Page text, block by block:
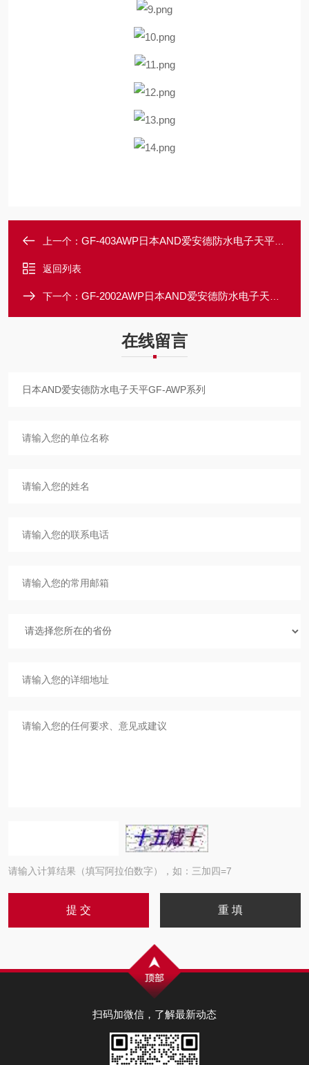
上一个： GF-403AWP日本AND爱安德防水电子天平GF-AWP系列
返回列表
下一个： GF-2002AWP日本AND爱安德防水电子天平GF-AWP系列
在线留言
请输入计算结果（填写阿拉伯数字），如：三加四=7
扫码加微信，了解最新动态